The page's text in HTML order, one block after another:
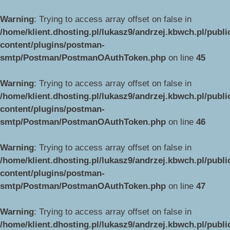
Warning: Trying to access array offset on false in
/home/klient.dhosting.pl/lukasz9/andrzej.kbwch.pl/
content/plugins/postman-
smtp/Postman/PostmanOAuthToken.php on line 45
Warning: Trying to access array offset on false in
/home/klient.dhosting.pl/lukasz9/andrzej.kbwch.pl/
content/plugins/postman-
smtp/Postman/PostmanOAuthToken.php on line 46
Warning: Trying to access array offset on false in
/home/klient.dhosting.pl/lukasz9/andrzej.kbwch.pl/
content/plugins/postman-
smtp/Postman/PostmanOAuthToken.php on line 47
Warning: Trying to access array offset on false in
/home/klient.dhosting.pl/lukasz9/andrzej.kbwch.pl/